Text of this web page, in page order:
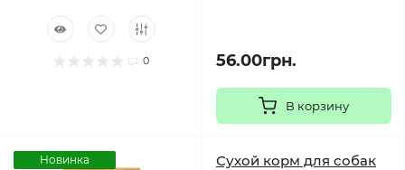
0 56.00грн.
В корзину
Новинка
Сухой корм для собак